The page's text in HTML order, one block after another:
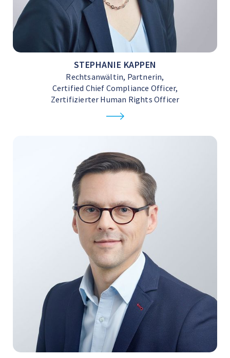
STEPHANIE KAPPEN
Rechtsanwältin, Partnerin,
Certified Chief Compliance Officer,
Zertifizierter Human Rights Officer